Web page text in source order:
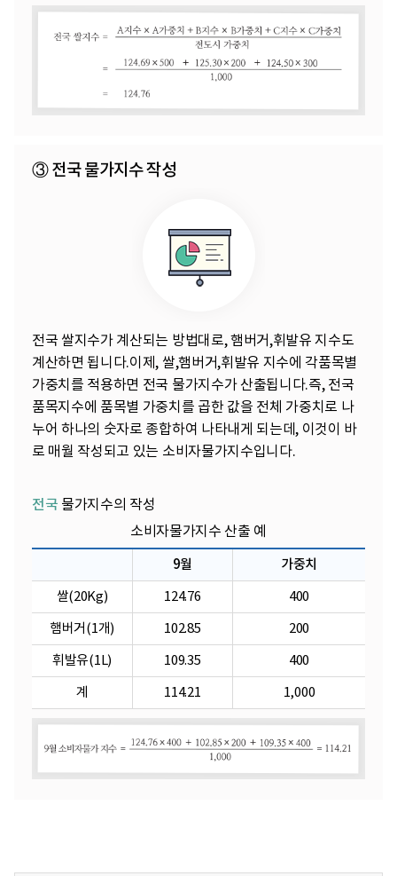
③ 전국 물가지수 작성
전국 쌀지수가 계산되는 방법대로, 햄버거,휘발유 지수도
계산하면 됩니다.이제, 쌀,햄버거,휘발유 지수에 각품목별
가중치를 적용하면 전국 물가지수가 산출됩니다.즉, 전국
품목지수에 품목별 가중치를 곱한 값을 전체 가중치로 나
누어 하나의 숫자로 종합하여 나타내게 되는데, 이것이 바
로 매월 작성되고 있는 소비자물가지수입니다.
전국 물가지수의 작성
소비자물가지수 산출 예
9월 가중치
쌀(20Kg) 124.76 400
햄버거(1개) 102.85 200
휘발유(1L) 109.35 400
계 114.21 1,000